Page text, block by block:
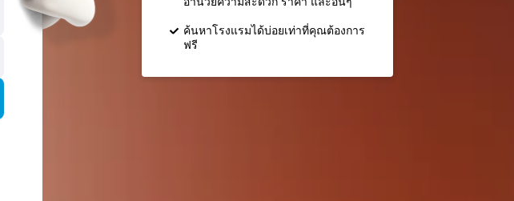
ค้นหาโรงแรมได้บ่อยเท่าที่คุณต้องการ
ฟรี